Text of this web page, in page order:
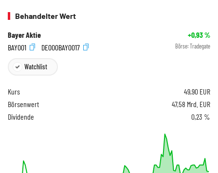
Behandelter Wert
Bayer Aktie +0,93%
BAY001
DE000BAY0017 Börse: Tradegate
Watchlist
Kurs 49,90 EUR
Börsenwert
47,58 Mrd. EUR
Dividende
0,23 %